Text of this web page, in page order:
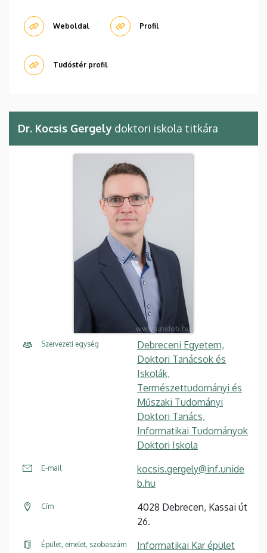
Weboldal Profil
Tudóstér profil
Dr. Kocsis Gergely doktori iskola titkára
Szervezeti egység
Debreceni Egyetem,
Doktori Tanácsok és
Iskolák,
Természettudományi és
Műszaki Tudományi
Doktori Tanács,
Informatikai Tudományok
Doktori Iskola
E-mail
kocsis.gergely@inf.unide
b.hu
Cím
4028 Debrecen, Kassai út
26.
Épület, emelet, szobaszám Informatikai Kar épület